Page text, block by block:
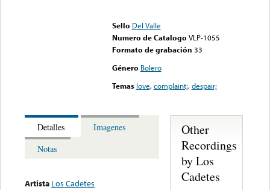
Sello Del Valle
Numero de Catalogo VLP-1055
Formato de grabación 33
Género Bolero
Temas love,complaint;,despair;
Detalles
Imagenes
Notas
Artista Los Cadetes
Other
Recordings
by Los
Cadetes